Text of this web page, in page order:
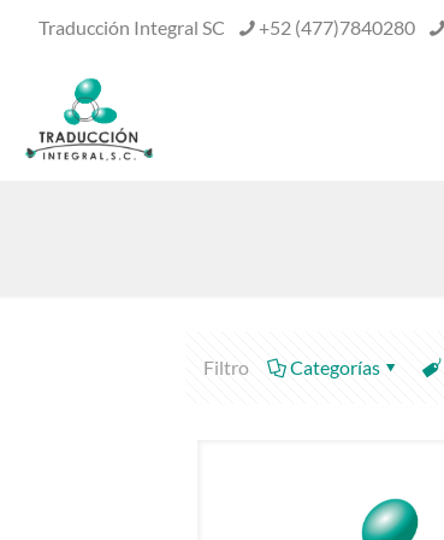
Traducción Integral SC +52 (477)7840280
Filtro Categorías